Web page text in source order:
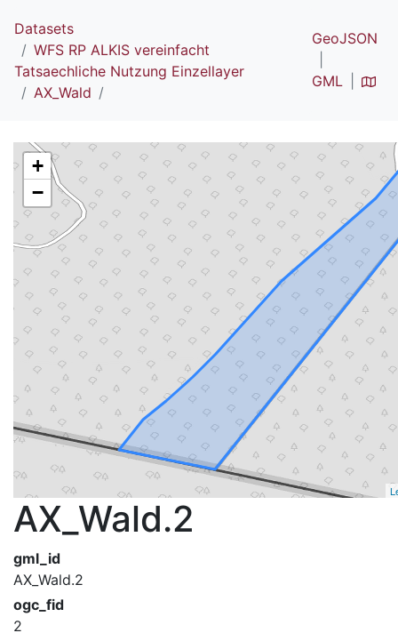
Datasets
WFS RP ALKIS vereinfacht
Tatsaechliche Nutzung Einzellayer
AX_Wald
GeoJSON
GML
+
−
AX_Wald.2
gml_id
AX_Wald.2
ogc_fid
2